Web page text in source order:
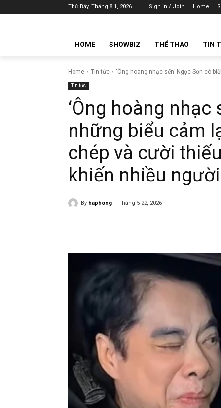
Thứ Bảy, Tháng 8 1, 2026 Sign in / Join Home
HOME SHOWBIZ THỂ THAO TIN
Home Tin tức ‘Ông hoàng nhạc sến’ Ngọc Sơn có
Tin tức
‘Ông hoàng nhạc
những biểu cảm
chép và cười
khiến nhiều
By haphong Tháng 5 22, 2026